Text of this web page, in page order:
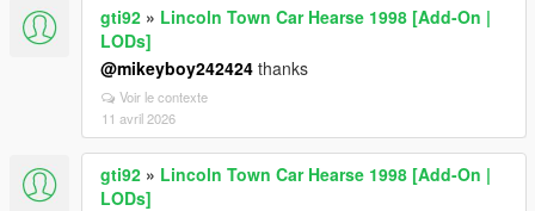
gti92 » Lincoln Town Car Hearse 1998 [Add-On |
LODs]
@mikeyboy242424 thanks
Voir le contexte
11 avril 2026
gti92 » Lincoln Town Car Hearse 1998 [Add-On |
LODs]